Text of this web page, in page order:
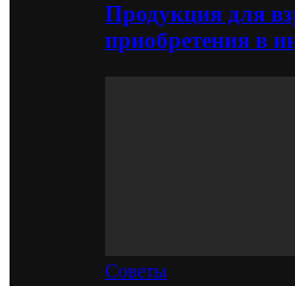
Продукция для
приобретения в
Советы